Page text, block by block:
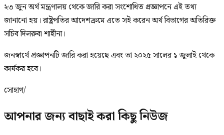
২৩ জুন অর্থ মন্ত্রণালয় থেকে জারি করা সংশোধিত প্রজ্ঞাপনে এই তথ্য
জানানো হয়। রাষ্ট্রপতির আদেশক্রমে এতে সই করেন অর্থ বিভাগের অতিরিক্ত
সচিব দিলরুবা শাহীনা।
জনস্বার্থে প্রজ্ঞাপনটি জারি করা হয়েছে এবং তা ২০২৫ সালের ১ জুলাই থেকে
কার্যকর হবে।
সোহাগ/
আপনার জন্য বাছাই করা কিছু নিউজ